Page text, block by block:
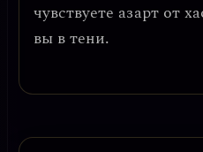
чувствуете азарт от
вы в тени.